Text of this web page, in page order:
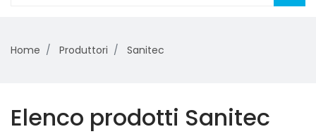
Home Produttori Sanitec
Elenco prodotti Sanitec